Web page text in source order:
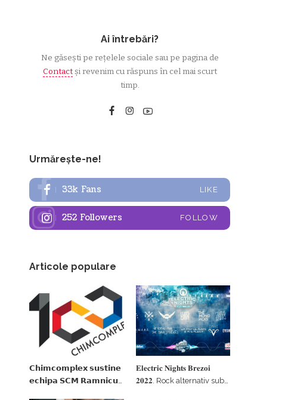
Ai întrebări?
Ne găsești pe rețelele sociale sau pe pagina de
Contactși revenim cu răspuns în cel mai scurt
timp.
Urmărește-ne!
33k Fans LIKE
252 Followers FOLLOW
Articole populare
𝗖𝗵𝗶𝗺𝗰𝗼𝗺𝗽𝗹𝗲𝘅 𝘀𝘂𝘀𝘁𝗶𝗻𝗲
𝗲𝗰𝗵𝗶𝗽𝗮 𝗦𝗖𝗠 𝗥𝗮𝗺𝗻𝗶𝗰𝘂
𝐄𝐥𝐞𝐜𝐭𝐫𝐢𝐜 𝐍𝐢𝐠𝐡𝐭𝐬 𝐁𝐫𝐞𝐳𝐨𝐢
𝟐𝟎𝟐𝟐. Rock alternativ sub